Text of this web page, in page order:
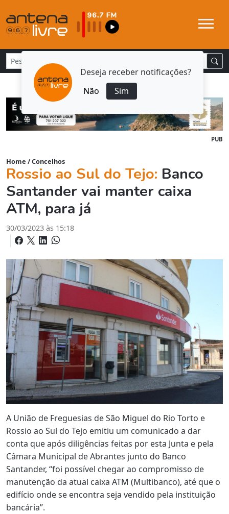
Deseja receber notificações?
Não
Sim
PUB
Home /Concelhos
Rossio ao Sul do Tejo: Banco
Santander vai manter caixa
ATM, para já
30/03/2023 às 15:18
A União de Freguesias de São Miguel do Rio Torto e
Rossio ao Sul do Tejo emitiu um comunicado a dar
conta que após diligências feitas por esta Junta e pela
Câmara Municipal de Abrantes junto do Banco
Santander, “foi possível chegar ao compromisso de
manutenção da atual caixa ATM (Multibanco), até que o
edifício onde se encontra seja vendido pela instituição
bancária”.